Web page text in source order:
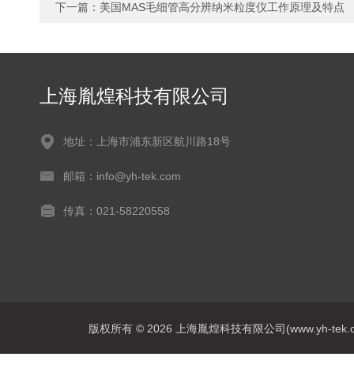
下一篇： 美国MAS毛细管高分辨纳米粒度仪工作原理及特点
上海胤煌科技有限公司
地址：上海市浦东新区航川路18号
邮箱：info@yh-tek.com
传真：021-58220558
版权所有 © 2026 上海胤煌科技有限公司(www.yh-